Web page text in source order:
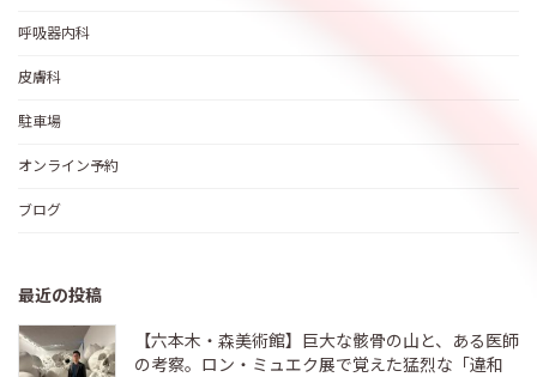
呼吸器内科
皮膚科
駐車場
オンライン予約
ブログ
最近の投稿
【六本木・森美術館】巨大な骸骨の山と、ある医師
の考察。ロン・ミュエク展で覚えた猛烈な「違和